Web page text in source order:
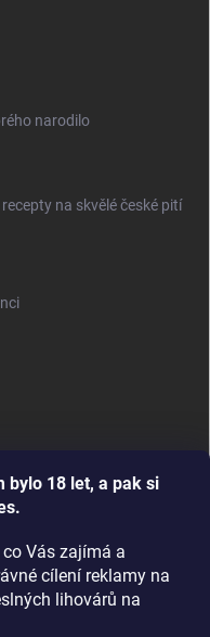
bylo 18 let, a pak si
Vás zajímá a
cílení reklamy na
lihovárů na
narodilo
na skvělé české pití
DRINKING-CAT